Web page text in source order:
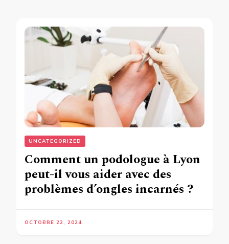
UNCATEGORIZED
Comment un podologue à Lyon
peut-il vous aider avec des
problèmes d’ongles incarnés ?
OCTOBRE 22, 2024